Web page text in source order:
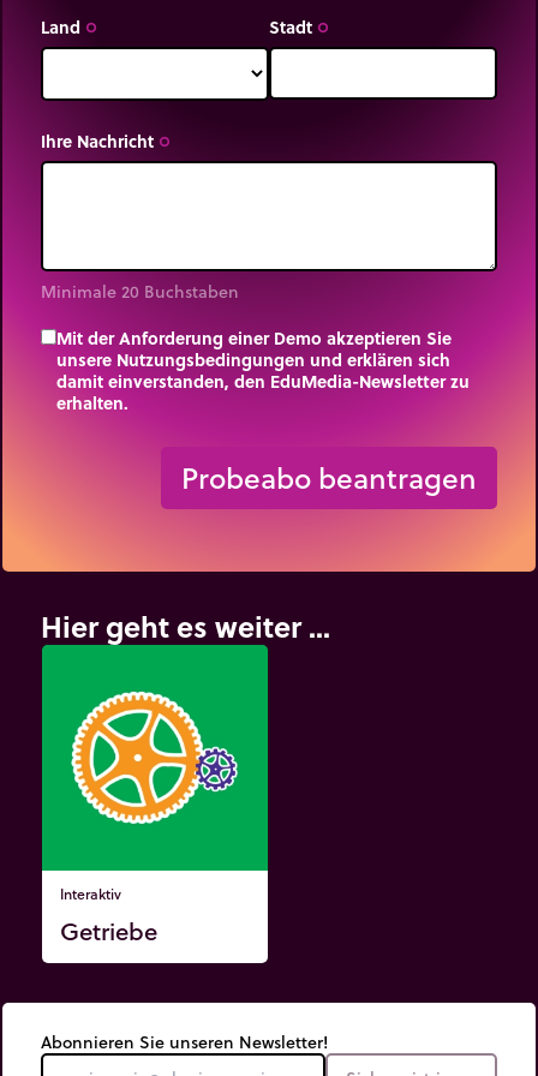
Sie ein Element
, um es zu löschen.
Frank Leenaars & eduMedia.
Land trip_origin Stadt trip_origin
Ihre Nachricht trip_origin
Minimale 20 Buchstaben
Mit der Anforderung einer Demo akzeptieren Sie
unsere Nutzungsbedingungen und erklären sich
damit einverstanden, den EduMedia-Newsletter zu
erhalten.
Probeabo beantragen
Hier geht es weiter ...
Interaktiv
Getriebe
Abonnieren Sie unseren Newsletter!